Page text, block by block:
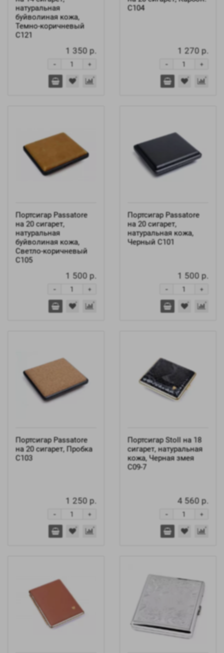
натуральная
буйволиная кожа,
Темно-коричневый
C121
1 350 р.
+
-
C104
1 270 р.
+
-
Портсигар Passatore
на 20 сигарет,
натуральная
буйволиная кожа,
Светло-коричневый
C105
1 500 р.
+
-
Портсигар Passatore
на 20 сигарет,
натуральная кожа,
Черный C101
1 500 р.
+
-
Портсигар Passatore
на 20 сигарет, Пробка
C103
1 250 р.
+
-
Портсигар Stoll на 18
сигарет, натуральная
кожа, Черная змея
C09-7
4 560 р.
+
-